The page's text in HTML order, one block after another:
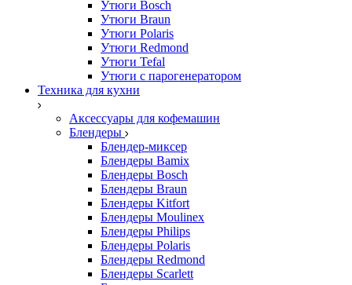
Утюги Bosch
Утюги Braun
Утюги Polaris
Утюги Redmond
Утюги Tefal
Утюги с парогенератором
Техника для кухни
Аксессуары для кофемашин
Блендеры
Блендер-миксер
Блендеры Bamix
Блендеры Bosch
Блендеры Braun
Блендеры Kitfort
Блендеры Moulinex
Блендеры Philips
Блендеры Polaris
Блендеры Redmond
Блендеры Scarlett